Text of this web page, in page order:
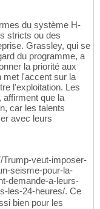
du système H-
stricts ou des
Grassley, qui se
du programme, a
la priorité aux
met l'accent sur la
l'exploitation. Les
affirment que la
car les talents
avec leurs
Trump-veut-imposer-
seisme-pour-la-
demande-a-leurs-
les-24-heures/. Ce
bien pour les